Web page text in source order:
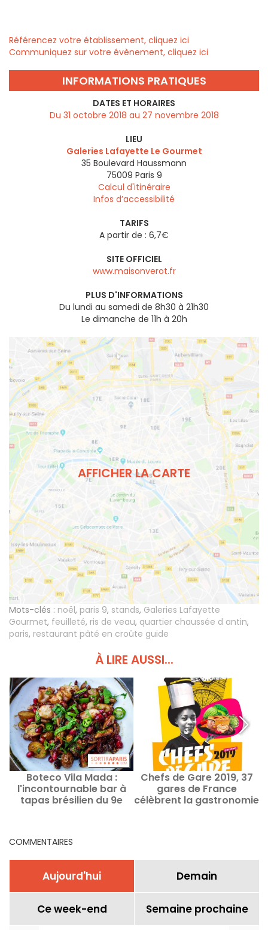
Référencez votre établissement, cliquez ici
Communiquez sur votre évènement, cliquez ici
INFORMATIONS PRATIQUES
DATES ET HORAIRES
Du 31 octobre 2018 au 27 novembre 2018
LIEU
Galeries Lafayette Le Gourmet
35 Boulevard Haussmann
75009 Paris 9
Calcul d'itinéraire
Infos d’accessibilité
TARIFS
A partir de : 6,7€
SITE OFFICIEL
www.maisonverot.fr
PLUS D'INFORMATIONS
Du lundi au samedi de 8h30 à 21h30
Le dimanche de 11h à 20h
AFFICHER LA CARTE
Mots-clés : noël, paris 9, stands, Galeries Lafayette
Gourmet, feuilleté, ris de veau, quartier chaussée d antin,
paris, restaurant pâté en croûte guide
À LIRE AUSSI...
Boteco Vila Mada :
l'incontournable bar à
tapas brésilien du 9e
Chefs de Gare 2019, 37
gares de France
célèbrent la gastronomie
COMMENTAIRES
Aujourd'hui Demain
Ce week-end Semaine prochaine